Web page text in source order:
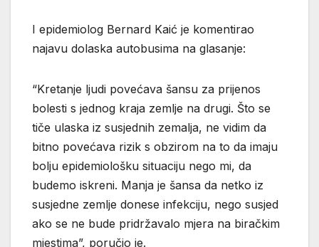
I epidemiolog Bernard Kaić je komentirao
najavu dolaska autobusima na glasanje:
“Kretanje ljudi povećava šansu za prijenos
bolesti s jednog kraja zemlje na drugi. Što se
tiče ulaska iz susjednih zemalja, ne vidim da
bitno povećava rizik s obzirom na to da imaju
bolju epidemiološku situaciju nego mi, da
budemo iskreni. Manja je šansa da netko iz
susjedne zemlje donese infekciju, nego susjed
ako se ne bude pridržavalo mjera na biračkim
mjestima”, poručio je.